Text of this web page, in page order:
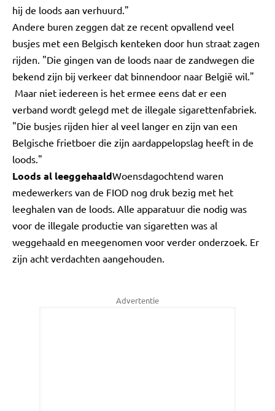
hij de loods aan verhuurd."
Andere buren zeggen dat ze recent opvallend veel
busjes met een Belgisch kenteken door hun straat zagen
rijden. "Die gingen van de loods naar de zandwegen die
bekend zijn bij verkeer dat binnendoor naar België wil."
Maar niet iedereen is het ermee eens dat er een
verband wordt gelegd met de illegale sigarettenfabriek.
"Die busjes rijden hier al veel langer en zijn van een
Belgische frietboer die zijn aardappelopslag heeft in de
loods."
Loods al leeggehaaldWoensdagochtend waren
medewerkers van de FIOD nog druk bezig met het
leeghalen van de loods. Alle apparatuur die nodig was
voor de illegale productie van sigaretten was al
weggehaald en meegenomen voor verder onderzoek. Er
zijn acht verdachten aangehouden.
Advertentie